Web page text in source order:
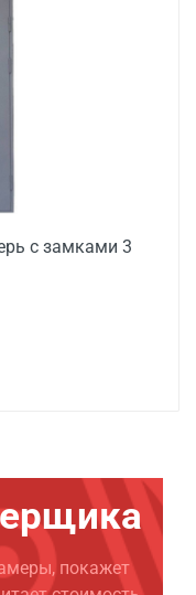
с замками 3
покажет